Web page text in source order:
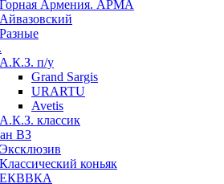
Горная Армения. АРМА
Айвазовский
Разные
А.К.З. п/у
Grand Sargis
URARTU
Avetis
А.К.З. классик
ВЗ
Эксклюзив
Классический коньяк